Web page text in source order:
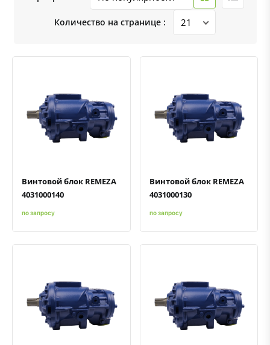
Количество на странице :
Быстрый просмотрДобавить к сравнению
Добавить в избранное
Винтовой блок REMEZA
4031000140
по запросу
Быстрый просмотрДобавить к сравнению
Добавить в избранное
Винтовой блок REMEZA
4031000130
по запросу
Быстрый просмотрДобавить к сравнению
Добавить в избранное Быстрый просмотрДобавить к сравнению
Добавить в избранное